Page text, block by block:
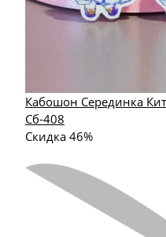
Кабошон Серединка
Сб-408
Скидка 46%